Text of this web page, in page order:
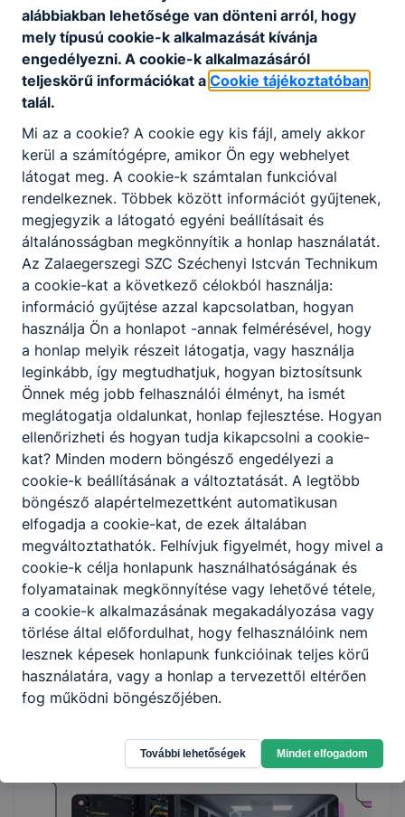
Magasépítő technikus, építsd fel a jövődet -
technikusi szakképzettség 2 év alatt
Magasépítő technikus, építsd fel a jövődet - technikusi
szakképzettség 2 év alatt
2026. aug. 1. igazgatás
Épületgépész Technikus: A komfort és a
Fenntarthatóság Mestere
Épületgépész Technikus: A komfort és a Fenntarthatóság
Mestere
2026. júl. 28. igazgatás
alábbiakban lehetősége van dönteni arról, hogy
mely típusú cookie-k alkalmazását kívánja
engedélyezni. A cookie-k alkalmazásáról
teljeskörű információkat a Cookie tájékoztatóban
talál.
Mi az a cookie? A cookie egy kis fájl, amely akkor
kerül a számítógépre, amikor Ön egy webhelyet
látogat meg. A cookie-k számtalan funkcióval
rendelkeznek. Többek között információt gyűjtenek,
megjegyzik a látogató egyéni beállításait és
általánosságban megkönnyítik a honlap használatát.
Az Zalaegerszegi SZC Széchenyi Istcván Technikum
a cookie-kat a következő célokból használja:
információ gyűjtése azzal kapcsolatban, hogyan
használja Ön a honlapot -annak felmérésével, hogy
a honlap melyik részeit látogatja, vagy használja
leginkább, így megtudhatjuk, hogyan biztosítsunk
Önnek még jobb felhasználói élményt, ha ismét
meglátogatja oldalunkat, honlap fejlesztése. Hogyan
ellenőrizheti és hogyan tudja kikapcsolni a cookie-
kat? Minden modern böngésző engedélyezi a
cookie-k beállításának a változtatását. A legtöbb
böngésző alapértelmezettként automatikusan
elfogadja a cookie-kat, de ezek általában
megváltoztathatók. Felhívjuk figyelmét, hogy mivel a
cookie-k célja honlapunk használhatóságának és
folyamatainak megkönnyítése vagy lehetővé tétele,
a cookie-k alkalmazásának megakadályozása vagy
törlése által előfordulhat, hogy felhasználóink nem
lesznek képesek honlapunk funkcióinak teljes körű
használatára, vagy a honlap a tervezettől eltérően
fog működni böngészőjében.
További lehetőségek Mindet elfogadom